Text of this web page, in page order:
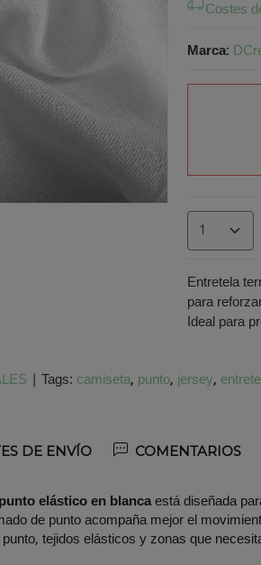
Costes
Marca:
Entretela
para
Ideal para
| Tags: camiseta punto jersey
DE ENVÍO COMENTARIOS
elástico en blancaestá diseñada
de punto acompaña mejor el
tejidos elásticos y zonas que